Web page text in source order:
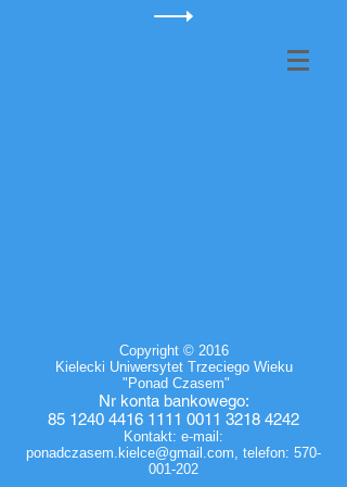
Copyright © 2016
Kielecki Uniwersytet Trzeciego Wieku
"Ponad Czasem"
Nr konta bankowego:
85 1240 4416 1111 0011 3218 4242
Kontakt: e-mail:
ponadczasem.kielce@gmail.com, telefon: 570-
001-202